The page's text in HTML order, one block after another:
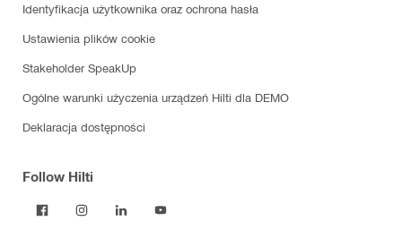
Identyfikacja użytkownika oraz ochrona hasła
Ustawienia plików cookie
Stakeholder SpeakUp
Ogólne warunki użyczenia urządzeń Hilti dla DEMO
Deklaracja dostępności
Follow Hilti